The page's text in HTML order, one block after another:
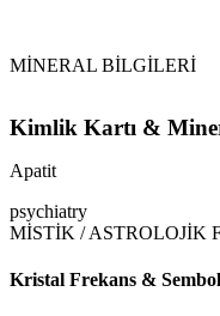
MİNERAL BİLGİLERİ
Kimlik Kartı &
Apatit
psychiatry
MİSTİK / ASTROLOJİK
Kristal Frekans &